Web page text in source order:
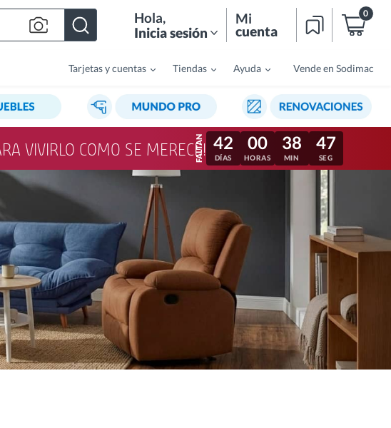
Hola,
Inicia sesión
Mi
cuenta
0
Tarjetas y cuentas Tiendas Ayuda Vende en Sodimac
VIVIRLO COMO SE MERECE! 42
DÍAS
00
HORAS
38
MIN
44
SEG